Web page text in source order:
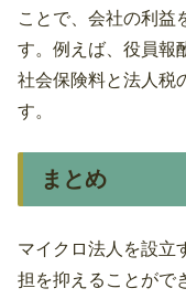
ことで、会社の利益
す。例えば、役員報
社会保険料と法人税
す。
まとめ
マイクロ法人を設立
担を抑えることがで